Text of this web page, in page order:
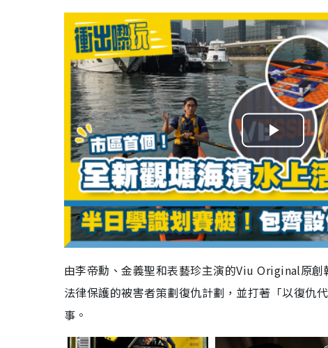
P
l
a
y
V
d
由李帝勳、金義聖和表藝珍主演的Viu Original原
法律保護的被害者策劃復仇計劃，並打著「以復仇
事。